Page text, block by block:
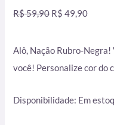
R$59,90 R$ 49,90
Alô, Nação Rubro-
você! Personalize cor do
Disponibilidade: Em